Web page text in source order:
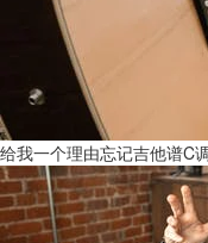
给我一个理由忘记吉他谱C